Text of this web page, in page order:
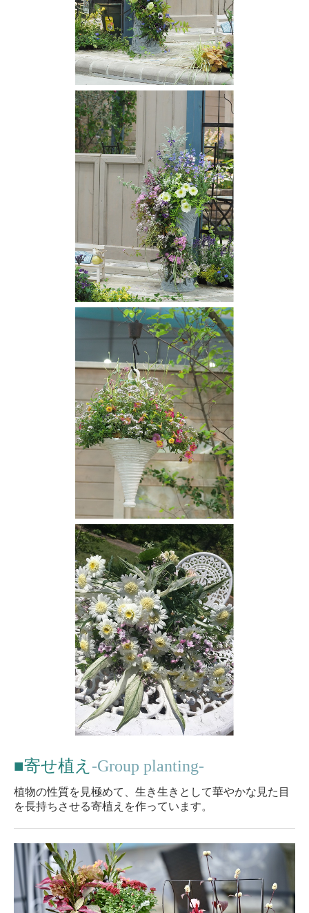
■寄せ植え -Group planting-
植物の性質を見極めて、生き生きとして華やかな見た目
を長持ちさせる寄植えを作っています。